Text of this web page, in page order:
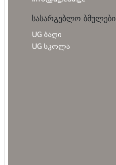
სასარგებლო ბმულები
UG ბაღი
UG სკოლა